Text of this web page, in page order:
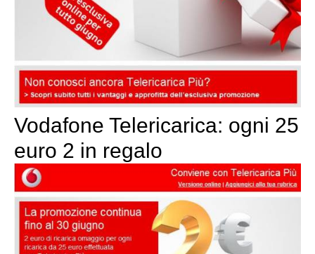
Vodafone Telericarica: ogni 25
euro 2 in regalo